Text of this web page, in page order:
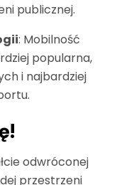
publicznej.
: Mobilność
popularna,
i najbardziej
odwróconej
przestrzeni